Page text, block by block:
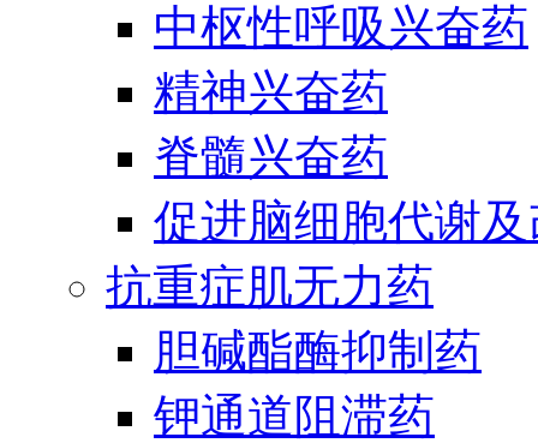
中枢性呼吸兴奋药
精神兴奋药
脊髓兴奋药
促进脑细胞代谢
抗重症肌无力药
胆碱酯酶抑制药
钾通道阻滞药